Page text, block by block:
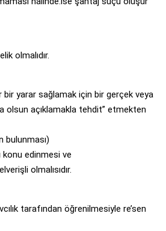
olmalıdır.
yarar sağlamak için bir gerçek veya
olsun açıklamakla tehdit” etmekten
bulunması)
konu edinmesi ve
olmalısıdır.
tarafından öğrenilmesiyle re’sen